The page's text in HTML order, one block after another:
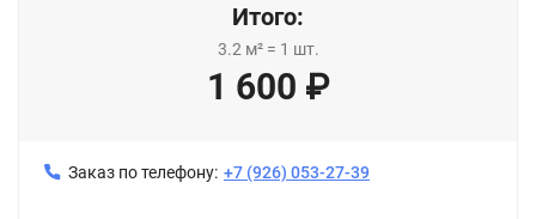
Итого:
3.2 м²= 1 шт.
1 600 ₽
Заказ по телефону: +7 (926) 053-27-39